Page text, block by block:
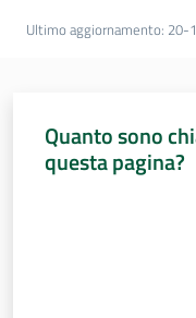
Ultimo aggiornamento: 20-
Quanto sono
questa pagina?